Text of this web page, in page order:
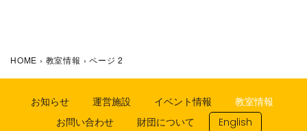
HOME › 教室情報 › ページ 2
お知らせ 運営施設 イベント情報
教室情報
お問い合わせ
財団について English